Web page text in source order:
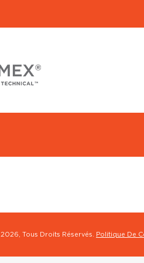
2026, Tous Droits Réservés. Politique De